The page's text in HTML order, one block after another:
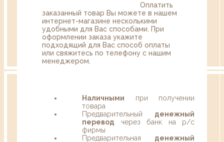
Оплатить
заказанный товар Вы можете в нашем
интернет-магазине несколькими
удобными для Вас способами. При
оформлении заказа укажите
подходящий для Вас способ оплаты
или свяжитесь по телефону с нашим
менеджером.
Наличными при получении
товара
Предварительный денежный
перевод через банк на р/с
фирмы
Предварительная денежный